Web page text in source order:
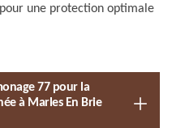
une protection optimale
77 pour la
à Marles En Brie